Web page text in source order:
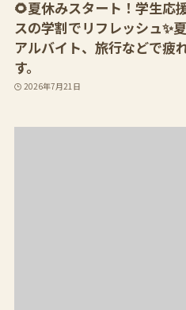
🌻夏休みスタート！学生応
スの学割でリフレッシュ✨
アルバイト、旅行などで疲
す。
2026年7月21日